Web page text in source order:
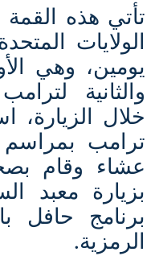
تأتي هذه
الولايات
يومين، وهي
خلال الزيارة،
ترامب
عشاء وقام
بزيارة معبد
برنامج حافل
الرمزية.